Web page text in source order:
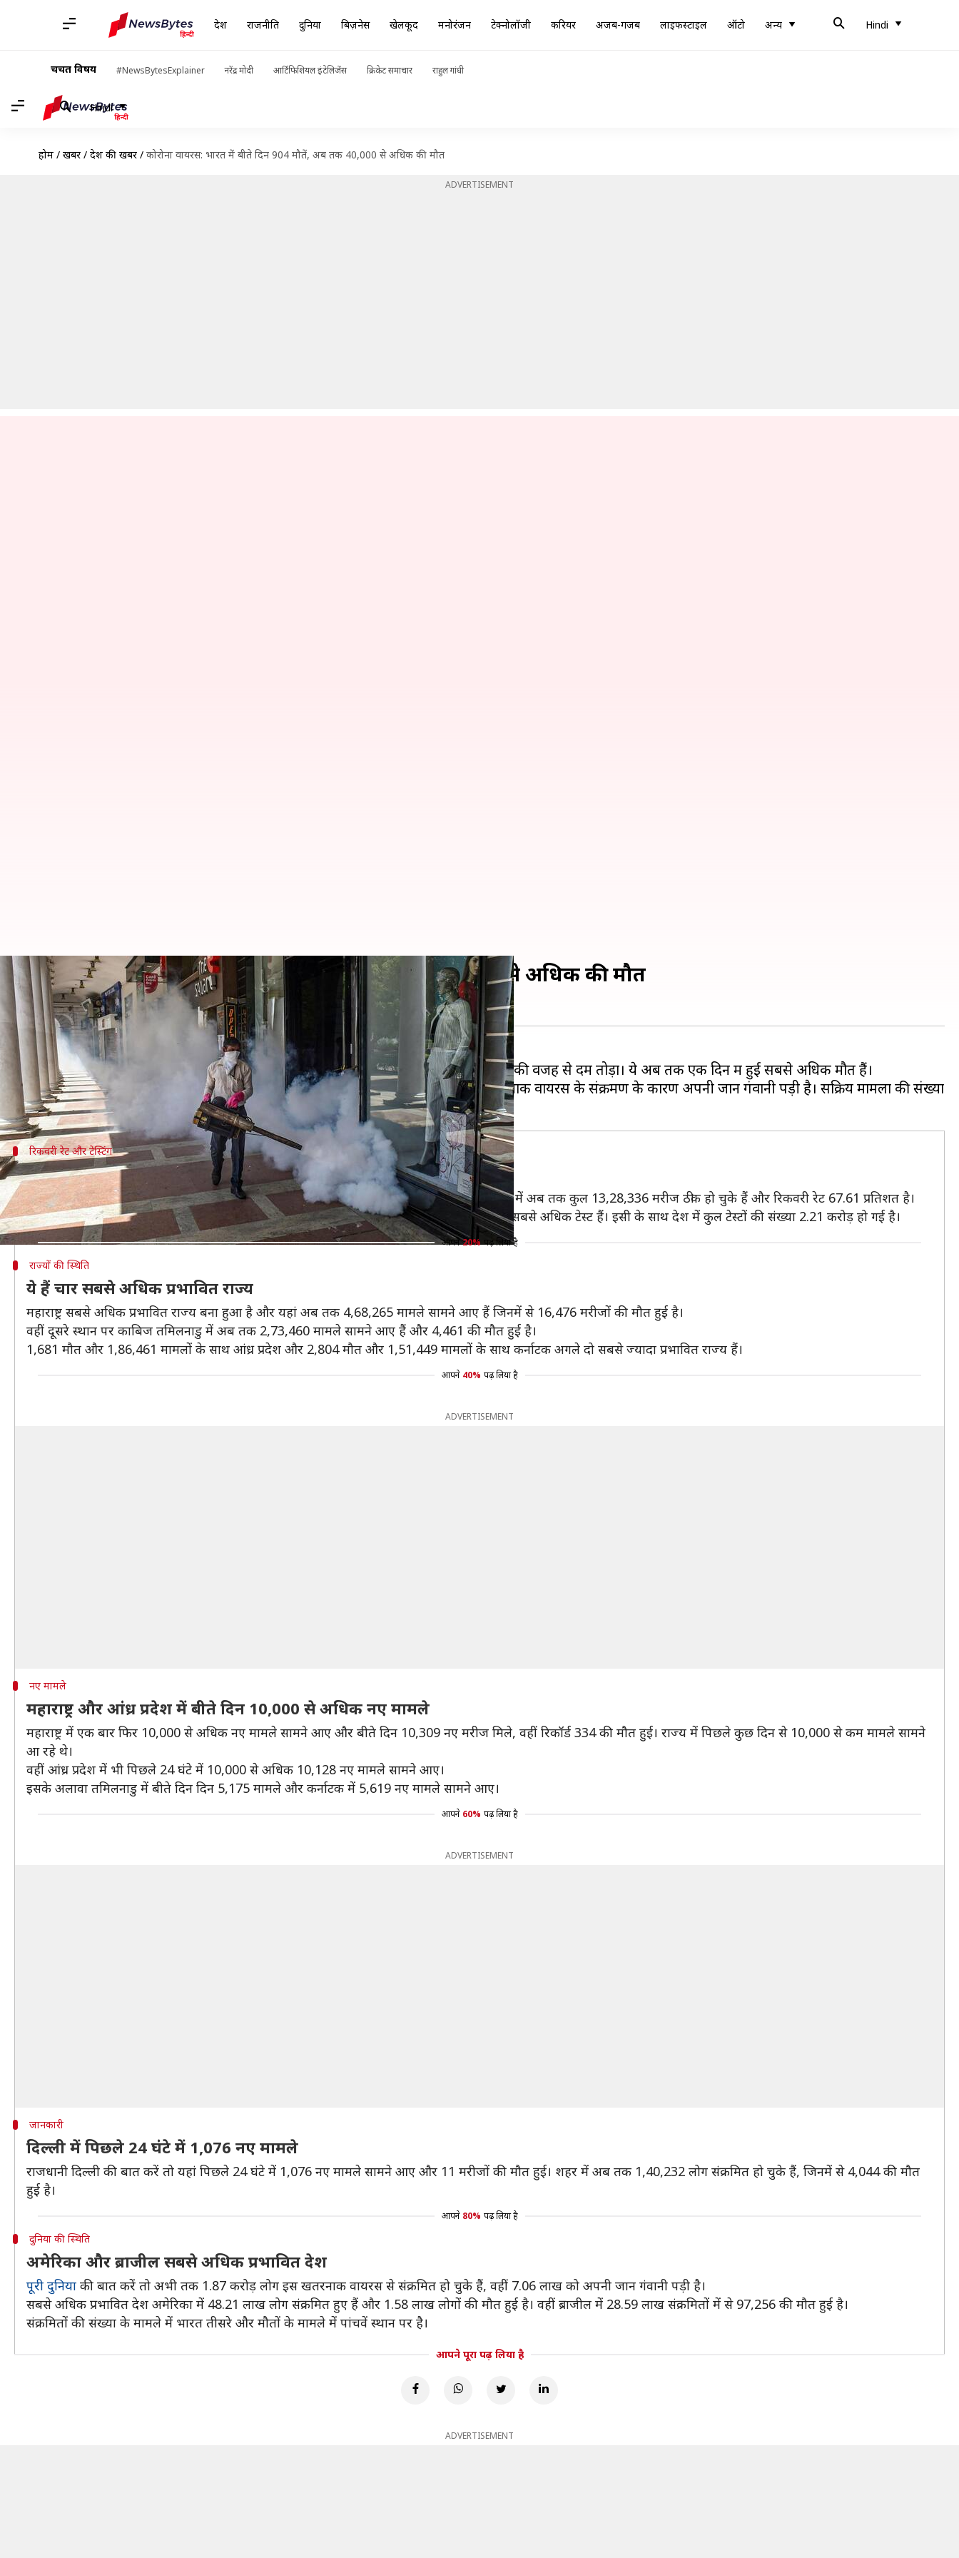
देश राजनीति दुनिया बिज़नेस खेलकूद मनोरंजन टेक्नोलॉजी करियर अजब-गजब लाइफस्टाइल ऑटो अन्य Hindi
चर्चित विषय #NewsBytesExplainer नरेंद्र मोदी आर्टिफिशियल इंटेलिजेंस क्रिकेट समाचार राहुल गांधी
Hindi
होम / खबरें / देश की खबरें / कोरोना वायरस: भारत में बीते दिन 904 मौतें, अब तक 40,000 से अधिक की मौत
ADVERTISEMENT
कोरोना वायरस: भारत में बीते दिन 904 मौतें, अब तक 40,000 से अधिक की मौत
लेखन मुकुल तोमर Aug 06, 2020 10:49 am
क्या है खबर?
भारत में पिछले 24 घंटे में कोरोना वायरस के 56,281 नए मामले सामने आए और 904 मरीजों ने इसकी वजह से दम तोड़ा। ये अब तक एक दिन में हुई सबसे अधिक मौतें हैं।
इसी के साथ देश में कुल मामलों की संख्या 19,64,536 हो गई है, वहीं 40,699 लोगों को इस खतरनाक वायरस के संक्रमण के कारण अपनी जान गंवानी पड़ी है। सक्रिय मामलों की संख्या
रिकवरी रेट और टेस्टिंग
पिछले 24 घंटे में 46,121 मरीज ठीक, किए गए रिकॉर्ड टेस्ट
ठीक होने वाले मरीजों की बात करें तो पिछले 24 घंटे में देशभर में कोरोना के 46,121 मरीज ठीक हुए। देश में अब तक कुल 13,28,336 मरीज ठीक हो चुके हैं और रिकवरी रेट 67.61 प्रतिशत है।
इसके अलावा पिछले 24 घंटे में देशभर में 6,64,949 टेस्ट किए गए गए, जो अब तक एक दिन में किए गए सबसे अधिक टेस्ट हैं। इसी के साथ देश में कुल टेस्टों की संख्या 2.21 करोड़ हो गई है।
आपने 20% पढ़ लिया है
राज्यों की स्थिति
ये हैं चार सबसे अधिक प्रभावित राज्य
महाराष्ट्र सबसे अधिक प्रभावित राज्य बना हुआ है और यहां अब तक 4,68,265 मामले सामने आए हैं जिनमें से 16,476 मरीजों की मौत हुई है।
वहीं दूसरे स्थान पर काबिज तमिलनाडु में अब तक 2,73,460 मामले सामने आए हैं और 4,461 की मौत हुई है।
1,681 मौत और 1,86,461 मामलों के साथ आंध्र प्रदेश और 2,804 मौत और 1,51,449 मामलों के साथ कर्नाटक अगले दो सबसे ज्यादा प्रभावित राज्य हैं।
आपने 40% पढ़ लिया है
ADVERTISEMENT
नए मामले
महाराष्ट्र और आंध्र प्रदेश में बीते दिन 10,000 से अधिक नए मामले
महाराष्ट्र में एक बार फिर 10,000 से अधिक नए मामले सामने आए और बीते दिन 10,309 नए मरीज मिले, वहीं रिकॉर्ड 334 की मौत हुई। राज्य में पिछले कुछ दिन से 10,000 से कम मामले सामने
आ रहे थे।
वहीं आंध्र प्रदेश में भी पिछले 24 घंटे में 10,000 से अधिक 10,128 नए मामले सामने आए।
इसके अलावा तमिलनाडु में बीते दिन दिन 5,175 मामले और कर्नाटक में 5,619 नए मामले सामने आए।
आपने 60% पढ़ लिया है
ADVERTISEMENT
जानकारी
दिल्ली में पिछले 24 घंटे में 1,076 नए मामले
राजधानी दिल्ली की बात करें तो यहां पिछले 24 घंटे में 1,076 नए मामले सामने आए और 11 मरीजों की मौत हुई। शहर में अब तक 1,40,232 लोग संक्रमित हो चुके हैं, जिनमें से 4,044 की मौत
हुई है।
आपने 80% पढ़ लिया है
दुनिया की स्थिति
अमेरिका और ब्राजील सबसे अधिक प्रभावित देश
पूरी दुनिया की बात करें तो अभी तक 1.87 करोड़ लोग इस खतरनाक वायरस से संक्रमित हो चुके हैं, वहीं 7.06 लाख को अपनी जान गंवानी पड़ी है।
सबसे अधिक प्रभावित देश अमेरिका में 48.21 लाख लोग संक्रमित हुए हैं और 1.58 लाख लोगों की मौत हुई है। वहीं ब्राजील में 28.59 लाख संक्रमितों में से 97,256 की मौत हुई है।
संक्रमितों की संख्या के मामले में भारत तीसरे और मौतों के मामले में पांचवें स्थान पर है।
आपने पूरा पढ़ लिया है
ADVERTISEMENT